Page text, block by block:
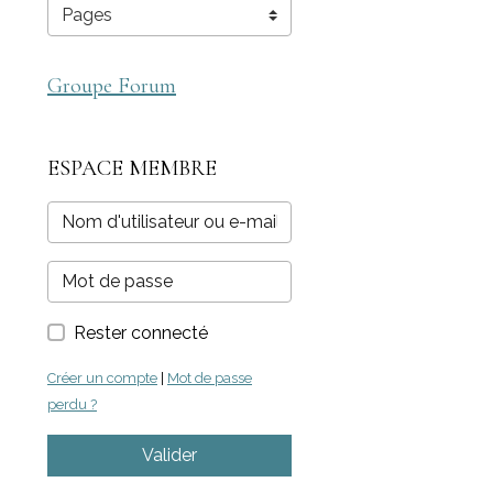
Groupe Forum
ESPACE MEMBRE
Rester connecté
Créer un compte
Mot de passe
perdu ?
Valider